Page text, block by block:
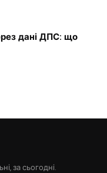
дані ДПС: що
за сьогодні.